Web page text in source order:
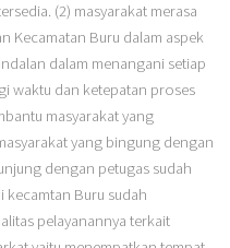
(2) masyarakat merasa
Kecamatan Buru dalam aspek
dalam menangani setiap
waktu dan ketepatan proses
masyarakat yang
yang bingung dengan
dengan petugas sudah
kecamtan Buru sudah
pelayanannya terkait